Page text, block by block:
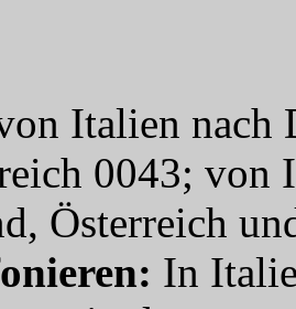
Italien nach
0043;
Österreich
In